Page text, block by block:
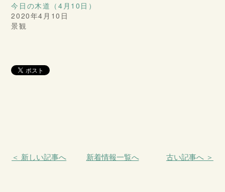
今日の木道（4月10日）
2020年4月10日
景観
＜ 新しい記事へ 新着情報一覧へ 古い記事へ ＞